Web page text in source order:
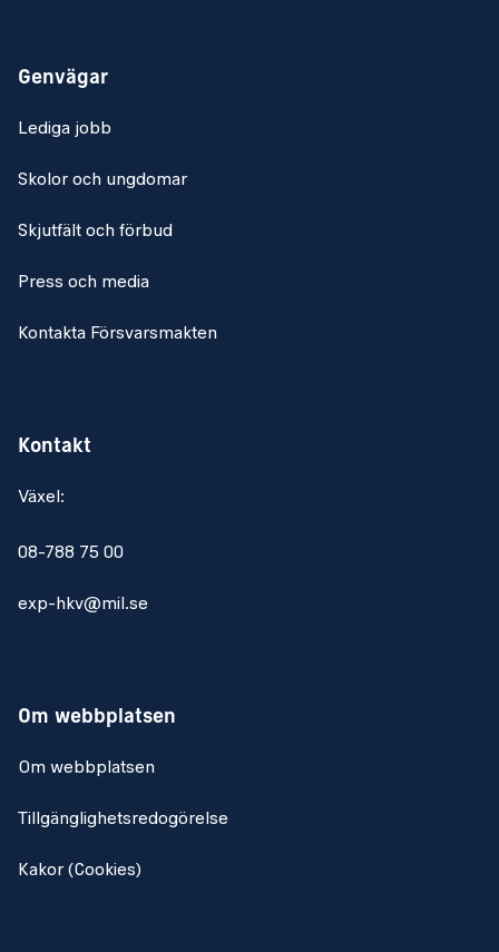
Genvägar
Lediga jobb
Skolor och ungdomar
Skjutfält och förbud
Press och media
Kontakta Försvarsmakten
Kontakt
Växel:
08-788 75 00
exp-hkv@mil.se
Om webbplatsen
Om webbplatsen
Tillgänglighetsredogörelse
Kakor (Cookies)